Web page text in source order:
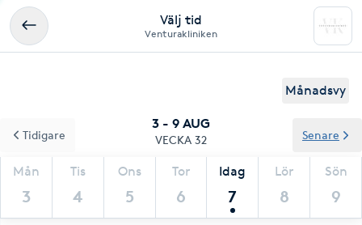
Välj tid
Venturakliniken
Månadsvy
3 - 9 AUG
VECKA 32
Mån
3
Tis
4
Ons
5
Tor
6
Idag
7
Lör
8
Sön
9
Tidigare Senare